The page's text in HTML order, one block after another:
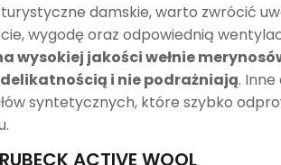
damskie, warto zwrócić
wygodę oraz odpowiednią
wysokiej jakości wełnie
i nie podrażniają.
syntetycznych, które szybko
ACTIVE WOOL